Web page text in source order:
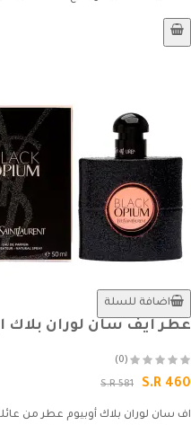
اضافة للسلة
عطر ايف سان لوران بلاك
(0)
S.R 460
S.R 581
اف سان لوران بلاك أوبيوم عطر من